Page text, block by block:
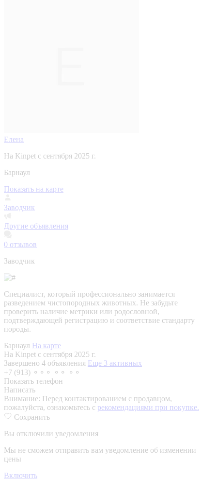
Елена
На Kinpet c сентября 2025 г.
Барнаул
Показать на карте
Заводчик
Другие объявления
0 отзывов
Заводчик
Специалист, который профессионально занимается
разведением чистопородных животных. Не забудьте
проверить наличие метрики или родословной,
подтверждающей регистрацию и соответствие стандарту
породы.
Барнаул На карте
На Kinpet c сентября 2025 г.
Завершено 4 объявления Еще 3 активных
+7 (913) ⚬⚬⚬ ⚬⚬ ⚬⚬
Показать телефон
Написать
Внимание: Перед контактированием с продавцом,
пожалуйста, ознакомьтесь с рекомендациями при покупке.
Сохранить
Вы отключили уведомления
Мы не сможем отправить вам уведомление об изменении
цены
Включить